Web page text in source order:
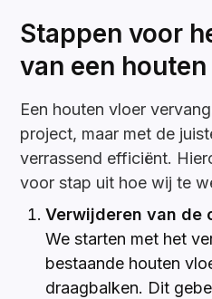
Stappen voor
van een
Een houten vloer
project, maar met de
verrassend efficiënt.
voor stap uit hoe wij te
Verwijderen van de
We starten met het
bestaande houten
draagbalken. Dit